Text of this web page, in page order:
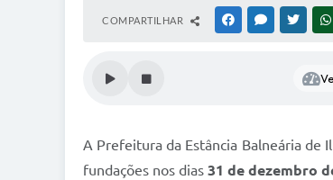
COMPARTILHAR FACEBOOKMESSENGER
A Prefeitura da Estância Balneária de
fundações nos dias 31 de dezembro